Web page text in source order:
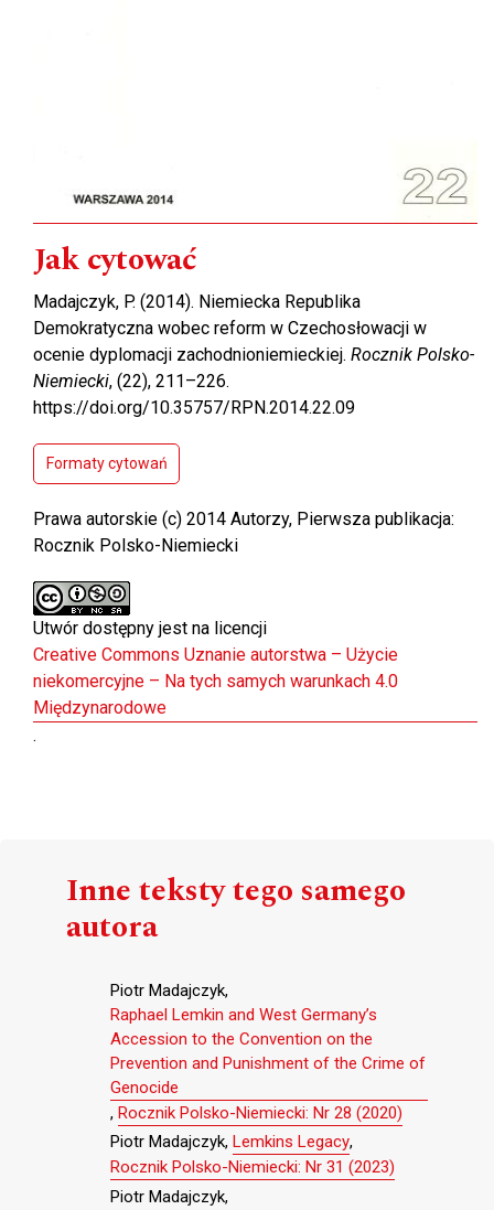
Jak cytować
Madajczyk, P. (2014). Niemiecka Republika
Demokratyczna wobec reform w Czechosłowacji w
ocenie dyplomacji zachodnioniemieckiej. Rocznik Polsko-
Niemiecki, (22), 211–226.
https://doi.org/10.35757/RPN.2014.22.09
Formaty cytowań
Prawa autorskie (c) 2014 Autorzy, Pierwsza publikacja:
Rocznik Polsko-Niemiecki
Utwór dostępny jest na licencji
Creative Commons Uznanie autorstwa – Użycie
niekomercyjne – Na tych samych warunkach 4.0
Międzynarodowe
.
Inne teksty tego samego
autora
Piotr Madajczyk,
Raphael Lemkin and West Germany’s
Accession to the Convention on the
Prevention and Punishment of the Crime of
Genocide
, Rocznik Polsko-Niemiecki: Nr 28 (2020)
Piotr Madajczyk, Lemkins Legacy,
Rocznik Polsko-Niemiecki: Nr 31 (2023)
Piotr Madajczyk,